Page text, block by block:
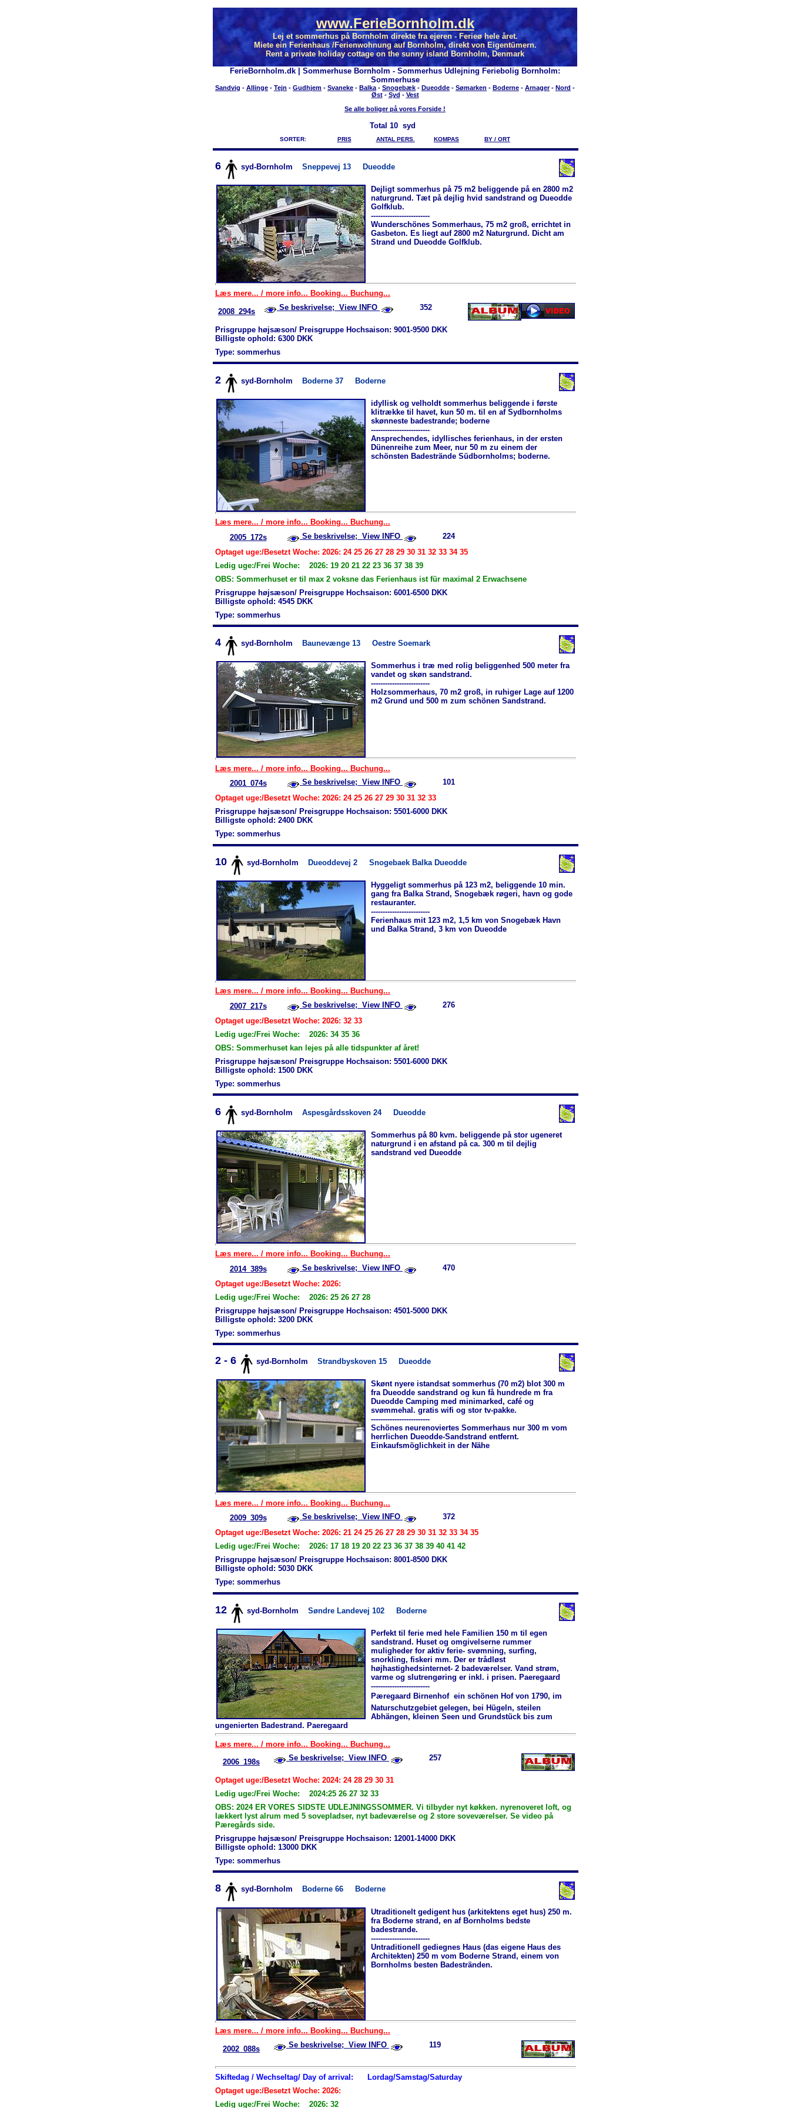
www.FerieBornholm.dk
Lej et sommerhus på Bornholm direkte fra ejeren - Ferieø hele året.
Miete ein Ferienhaus /Ferienwohnung auf Bornholm, direkt von Eigentümern.
Rent a private holiday cottage on the sunny island Bornholm, Denmark
FerieBornholm.dk | Sommerhuse Bornholm - Sommerhus Udlejning Feriebolig Bornholm:
Sommerhuse
Sandvig - Allinge - Tejn - Gudhjem - Svaneke - Balka - Snogebæk - Dueodde - Sømarken - Boderne - Arnager- Nord -
Øst- Syd - Vest
Se alle boliger på vores Forside !
Total 10 syd
SORTER: PRIS ANTAL PERS. KOMPAS BY / ORT
6 syd-Bornholm Sneppevej 13 Dueodde
Dejligt sommerhus på 75 m2 beliggende på en 2800 m2
naturgrund. Tæt på dejlig hvid sandstrand og Dueodde
Golfklub.
-------------------------
Wunderschönes Sommerhaus, 75 m2 groß, errichtet in
Gasbeton. Es liegt auf 2800 m2 Naturgrund. Dicht am
Strand und Dueodde Golfklub.
Læs mere... / more info... Booking... Buchung...
2008_294s Se beskrivelse; View INFO 352
Prisgruppe højsæson/ Preisgruppe Hochsaison: 9001-9500 DKK
Billigste ophold: 6300 DKK
Type: sommerhus
2 syd-Bornholm Boderne 37 Boderne
idyllisk og velholdt sommerhus beliggende i første
klitrække til havet, kun 50 m. til en af Sydbornholms
skønneste badestrande; boderne
-------------------------
Ansprechendes, idyllisches ferienhaus, in der ersten
Dünenreihe zum Meer, nur 50 m zu einem der
schönsten Badestrände Südbornholms; boderne.
Læs mere... / more info... Booking... Buchung...
2005_172s
Se beskrivelse; View INFO
224
Optaget uge:/Besetzt Woche: 2026: 24 25 26 27 28 29 30 31 32 33 34 35
Ledig uge:/Frei Woche: 2026: 19 20 21 22 23 36 37 38 39
OBS: Sommerhuset er til max 2 voksne das Ferienhaus ist für maximal 2 Erwachsene
Prisgruppe højsæson/ Preisgruppe Hochsaison: 6001-6500 DKK
Billigste ophold: 4545 DKK
Type: sommerhus
4 syd-Bornholm Baunevænge 13 Oestre Soemark
Sommerhus i træ med rolig beliggenhed 500 meter fra
vandet og skøn sandstrand.
-------------------------
Holzsommerhaus, 70 m2 groß, in ruhiger Lage auf 1200
m2 Grund und 500 m zum schönen Sandstrand.
Læs mere... / more info... Booking... Buchung...
2001_074s
Se beskrivelse; View INFO
101
Optaget uge:/Besetzt Woche: 2026: 24 25 26 27 29 30 31 32 33
Prisgruppe højsæson/ Preisgruppe Hochsaison: 5501-6000 DKK
Billigste ophold: 2400 DKK
Type: sommerhus
10 syd-Bornholm Dueoddevej 2 Snogebaek Balka Dueodde
Hyggeligt sommerhus på 123 m2, beliggende 10 min.
gang fra Balka Strand, Snogebæk røgeri, havn og gode
restauranter.
-------------------------
Ferienhaus mit 123 m2, 1,5 km von Snogebæk Havn
und Balka Strand, 3 km von Dueodde
Læs mere... / more info... Booking... Buchung...
2007_217s
Se beskrivelse; View INFO
276
Optaget uge:/Besetzt Woche: 2026: 32 33
Ledig uge:/Frei Woche: 2026: 34 35 36
OBS: Sommerhuset kan lejes på alle tidspunkter af året!
Prisgruppe højsæson/ Preisgruppe Hochsaison: 5501-6000 DKK
Billigste ophold: 1500 DKK
Type: sommerhus
6 syd-Bornholm Aspesgårdsskoven 24 Dueodde
Sommerhus på 80 kvm. beliggende på stor ugeneret
naturgrund i en afstand på ca. 300 m til dejlig
sandstrand ved Dueodde
Læs mere... / more info... Booking... Buchung...
2014_389s
Se beskrivelse; View INFO
470
Optaget uge:/Besetzt Woche: 2026:
Ledig uge:/Frei Woche: 2026: 25 26 27 28
Prisgruppe højsæson/ Preisgruppe Hochsaison: 4501-5000 DKK
Billigste ophold: 3200 DKK
Type: sommerhus
2 - 6 syd-Bornholm Strandbyskoven 15 Dueodde
Skønt nyere istandsat sommerhus (70 m2) blot 300 m
fra Dueodde sandstrand og kun få hundrede m fra
Dueodde Camping med minimarked, café og
svømmehal. gratis wifi og stor tv-pakke.
-------------------------
Schönes neurenoviertes Sommerhaus nur 300 m vom
herrlichen Dueodde-Sandstrand entfernt.
Einkaufsmöglichkeit in der Nähe
Læs mere... / more info... Booking... Buchung...
2009_309s
Se beskrivelse; View INFO
372
Optaget uge:/Besetzt Woche: 2026: 21 24 25 26 27 28 29 30 31 32 33 34 35
Ledig uge:/Frei Woche: 2026: 17 18 19 20 22 23 36 37 38 39 40 41 42
Prisgruppe højsæson/ Preisgruppe Hochsaison: 8001-8500 DKK
Billigste ophold: 5030 DKK
Type: sommerhus
12 syd-Bornholm Søndre Landevej 102 Boderne
Perfekt til ferie med hele Familien 150 m til egen
sandstrand. Huset og omgivelserne rummer
muligheder for aktiv ferie- svømning, surfing,
snorkling, fiskeri mm. Der er trådløst
højhastighedsinternet- 2 badeværelser. Vand strøm,
varme og slutrengøring er inkl. i prisen. Paeregaard
-------------------------
Pæregaard Birnenhof  ein schönen Hof von 1790, im
Naturschutzgebiet gelegen, bei Hügeln, steilen
Abhängen, kleinen Seen und Grundstück bis zum
ungenierten Badestrand. Paeregaard
Læs mere... / more info... Booking... Buchung...
2006_198s
Se beskrivelse; View INFO 257
Optaget uge:/Besetzt Woche: 2024: 24 28 29 30 31
Ledig uge:/Frei Woche: 2024:25 26 27 32 33
OBS: 2024 ER VORES SIDSTE UDLEJNINGSSOMMER. Vi tilbyder nyt køkken. nyrenoveret loft, og
lækkert lyst alrum med 5 sovepladser, nyt badeværelse og 2 store soveværelser. Se video på
Pæregårds side.
Prisgruppe højsæson/ Preisgruppe Hochsaison: 12001-14000 DKK
Billigste ophold: 13000 DKK
Type: sommerhus
8 syd-Bornholm Boderne 66 Boderne
Utraditionelt gedigent hus (arkitektens eget hus) 250 m.
fra Boderne strand, en af Bornholms bedste
badestrande.
-------------------------
Untraditionell gediegnes Haus (das eigene Haus des
Architekten) 250 m vom Boderne Strand, einem von
Bornholms besten Badestränden.
Læs mere... / more info... Booking... Buchung...
2002_088s Se beskrivelse; View INFO 119
Skiftedag / Wechseltag/ Day of arrival:
Lordag/Samstag/Saturday
Optaget uge:/Besetzt Woche: 2026:
Ledig uge:/Frei Woche: 2026: 32